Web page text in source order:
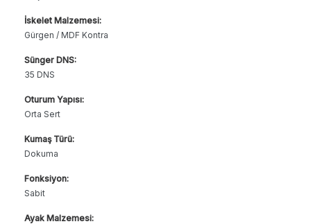
İskelet Malzemesi:
Gürgen / MDF Kontra
Sünger DNS:
35 DNS
Oturum Yapısı:
Orta Sert
Kumaş Türü:
Dokuma
Fonksiyon:
Sabit
Ayak Malzemesi: